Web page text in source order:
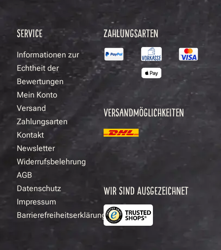
SERVICE
Informationen zur
Echtheit der
Bewertungen
Mein Konto
Versand
Zahlungsarten
Kontakt
Newsletter
Widerrufsbelehrung
AGB
Datenschutz
Impressum
Barrierefreiheitserklärung
ZAHLUNGSARTEN
VERSANDMÖGLICHKEITEN
WIR SIND AUSGEZEICHNET